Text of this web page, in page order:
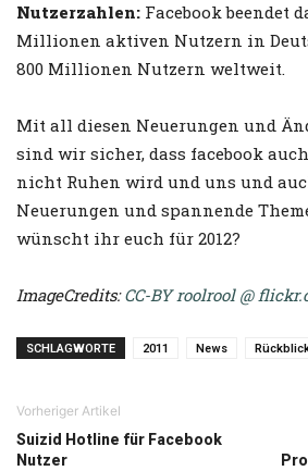
Nutzerzahlen: Facebook beendet
Millionen aktiven Nutzern in
800 Millionen Nutzern weltweit.
Mit all diesen Neuerungen und
sind wir sicher, dass facebook
nicht Ruhen wird und uns und
Neuerungen und spannende
wünscht ihr euch für 2012?
ImageCredits:CC-BY roolrool @
SCHLAGWORTE 2011 News
Vorheriger Artikel
Suizid Hotline für Facebook
Nutzer